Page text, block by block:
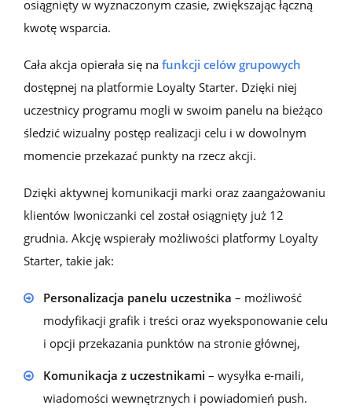
osiągnięty w wyznaczonym czasie, zwiększając łączną
kwotę wsparcia.
Cała akcja opierała się na funkcji celów grupowych
dostępnej na platformie Loyalty Starter. Dzięki niej
uczestnicy programu mogli w swoim panelu na bieżąco
śledzić wizualny postęp realizacji celu i w dowolnym
momencie przekazać punkty na rzecz akcji.
Dzięki aktywnej komunikacji marki oraz zaangażowaniu
klientów Iwoniczanki cel został osiągnięty już 12
grudnia. Akcję wspierały możliwości platformy Loyalty
Starter, takie jak:
Personalizacja panelu uczestnika – możliwość
modyfikacji grafik i treści oraz wyeksponowanie celu
i opcji przekazania punktów na stronie głównej,
Komunikacja z uczestnikami – wysyłka e-maili,
wiadomości wewnętrznych i powiadomień push.